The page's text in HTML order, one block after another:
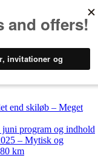
end skiløb – Meget
program og indhold
– Mytisk og
km